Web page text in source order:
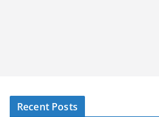
Recent Posts